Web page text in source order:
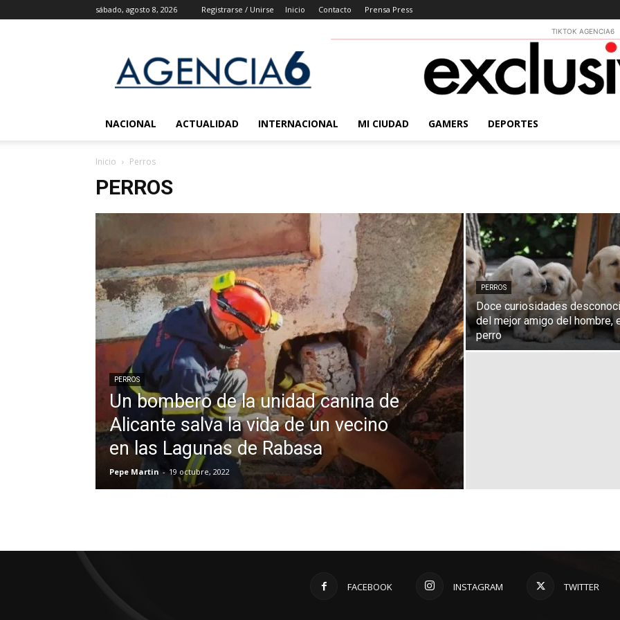
sábado, agosto 8, 2026 Registrarse / Unirse Inicio Contacto Prensa Press
6
Noticias
TIKTOK AGENCIA6
NACIONAL ACTUALIDAD INTERNACIONAL MI CIUDAD GAMERS DEPORTES
Inicio Perros
PERROS
PERROS
Un bombero de la unidad canina de
Alicante salva la vida de un vecino
en las Lagunas de Rabasa
Pepe Martin - 19 octubre, 2022
PERROS
Doce curiosidades
del mejor amigo del hombre,
perro
FACEBOOK INSTAGRAM TWITTER